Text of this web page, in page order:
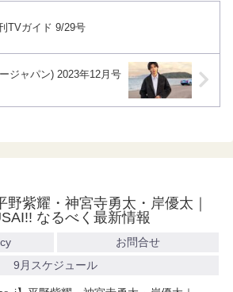
TVガイド 9/29号
ジャパン) 2023年12月号
野紫耀・神宮寺勇太・岸優太｜
なるべく最新情報
お問合せ
9月スケジュール